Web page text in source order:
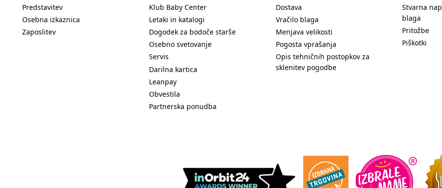
Predstavitev
Osebna izkaznica
Zaposlitev
Klub Baby Center
Letaki in katalogi
Dogodek za bodoče starše
Osebno svetovanje
Servis
Darilna kartica
Leanpay
Obvestila
Partnerska ponudba
Dostava
Vračilo blaga
Menjava velikosti
Pogosta vprašanja
Opis tehničnih postopkov za
sklenitev pogodbe
Stvarna
blaga
Pritožbe
Piškotki